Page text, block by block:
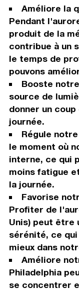
Améliore la
Pendant
produit de la
contribue à un
le temps de
pouvons
Booste
source de
donner un
journée.
Régule
le moment où
interne, ce qui
moins fatigue
la journée.
Favorise
Profiter de
Unis) peut être
sérénité, ce
mieux dans
Améliore
Philadelphia
se concentrer